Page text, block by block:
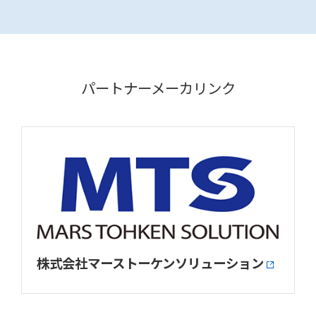
パートナーメーカリンク
株式会社マーストーケンソリューション